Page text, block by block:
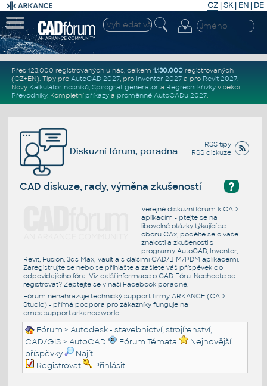
CZ | SK| EN | DE
Přes 123.000 registrovaných u nás, celkem 1.130.000registrovaných
(CZ+EN). Tipy pro AutoCAD 2027, pro Inventor 2027a pro Revit 2027.
Nový Kalkulátor nosníků, Spirograf generátor a Regresní křivkyv sekci
Převodníky. Kompletní příkazya proměnné AutoCADu 2027.
RSS tipy
RSS diskuze
Diskuzní fórum, poradna
?
CAD diskuze, rady, výměna zkušeností
Veřejné diskuzní fórum k CAD
aplikacím - ptejte se na
libovolné otázky týkající se
oboru CAx, podělte se o vaše
znalosti a zkušenosti s
programy AutoCAD, Inventor,
Revit, Fusion, 3ds Max, Vault a s dalšími CAD/BIM/PDM aplikacemi.
Zaregistrujte se nebo se přihlašte a zašlete váš příspěvek do
odpovídajícího fóra. Viz další informace o CAD Fóru. Nechcete se
registrovat? Zeptejte se v naší Facebook poradně.
Fórum nenahrazuje technický support firmy ARKANCE (CAD
Studio) - přímá podpora pro zákazníky funguje na
emea.support.arkance.world
Fórum >Autodesk - stavebnictví, strojírenství,
CAD/GIS >AutoCAD Fórum Témata
Nejnovější
příspěvky
Najít
Registrovat
Přihlásit